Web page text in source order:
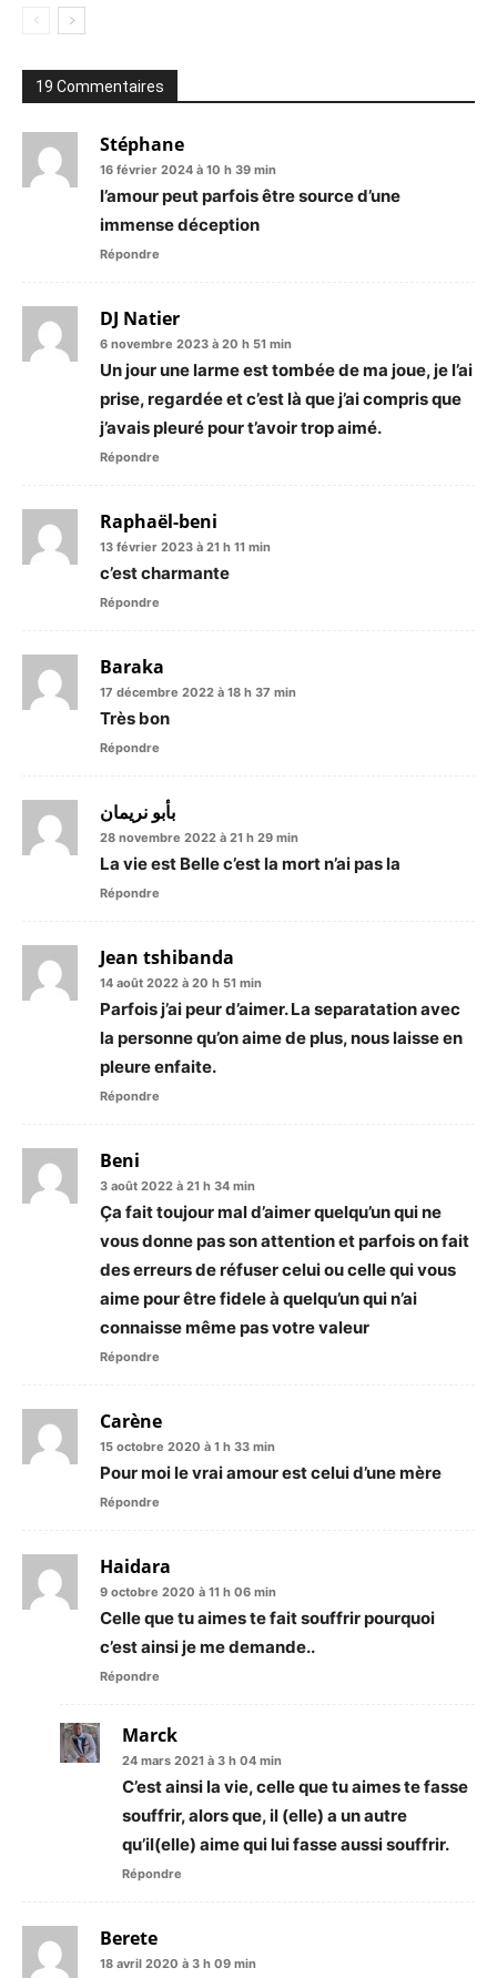
19 Commentaires
Stéphane
16 février 2024 à 10 h 39 min
l’amour peut parfois être source d’une
immense déception
Répondre
DJ Natier
6 novembre 2023 à 20 h 51 min
Un jour une larme est tombée de ma joue, je l’ai
prise, regardée et c’est là que j’ai compris que
j’avais pleuré pour t’avoir trop aimé.
Répondre
Raphaël-beni
13 février 2023 à 21 h 11 min
c’est charmante
Répondre
Baraka
17 décembre 2022 à 18 h 37 min
Très bon
Répondre
بأبو نريمان
28 novembre 2022 à 21 h 29 min
La vie est Belle c’est la mort n’ai pas la
Répondre
Jean tshibanda
14 août 2022 à 20 h 51 min
Parfois j’ai peur d’aimer. La separatation avec
la personne qu’on aime de plus, nous laisse en
pleure enfaite.
Répondre
Beni
3 août 2022 à 21 h 34 min
Ça fait toujour mal d’aimer quelqu’un qui ne
vous donne pas son attention et parfois on fait
des erreurs de réfuser celui ou celle qui vous
aime pour être fidele à quelqu’un qui n’ai
connaisse même pas votre valeur
Répondre
Carène
15 octobre 2020 à 1 h 33 min
Pour moi le vrai amour est celui d’une mère
Répondre
Haidara
9 octobre 2020 à 11 h 06 min
Celle que tu aimes te fait souffrir pourquoi
c’est ainsi je me demande..
Répondre
Marck
24 mars 2021 à 3 h 04 min
C’est ainsi la vie, celle que tu aimes te fasse
souffrir, alors que, il (elle) a un autre
qu’il(elle) aime qui lui fasse aussi souffrir.
Répondre
Berete
18 avril 2020 à 3 h 09 min